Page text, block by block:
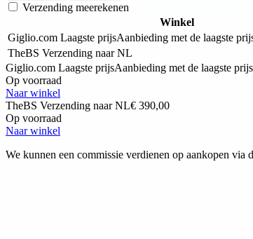
Verzending meerekenen
Winkel
Giglio.com Laagste prijsAanbieding met de laagste
TheBS Verzending naar NL
Giglio.com Laagste prijsAanbieding met de laagste prijs
Op voorraad
Naar winkel
TheBS Verzending naar NL€ 390,00
Op voorraad
Naar winkel
We kunnen een commissie verdienen op aankopen via